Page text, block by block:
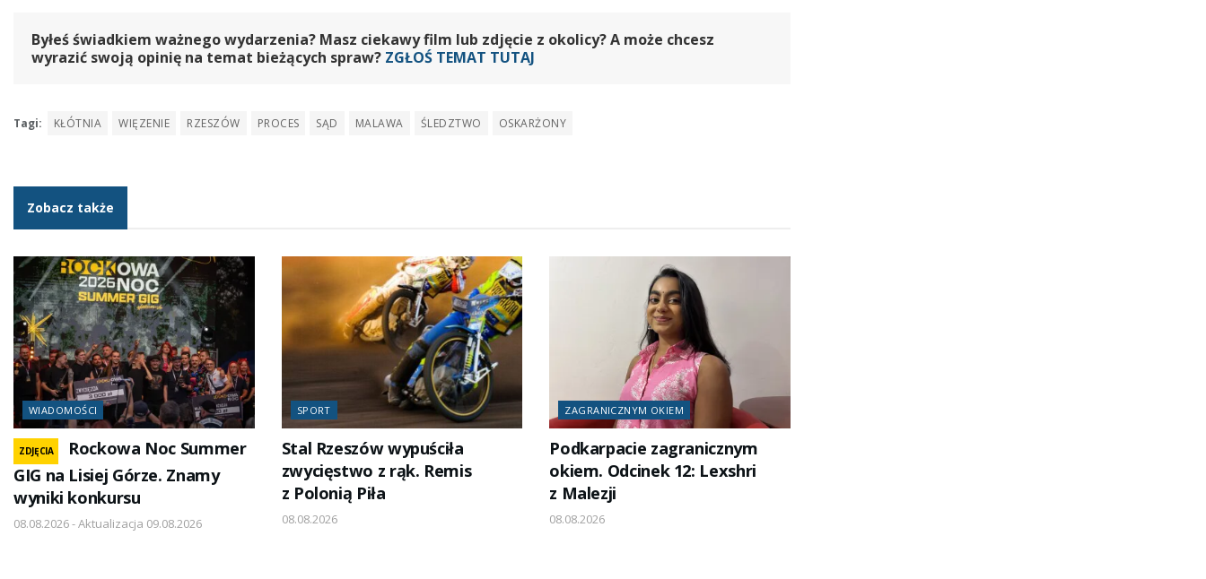
Byłeś świadkiem ważnego wydarzenia? Masz ciekawy film lub zdjęcie z okolicy? A może chcesz
wyrazić swoją opinię na temat bieżących spraw? ZGŁOŚ TEMAT TUTAJ
Tagi: KŁÓTNIA WIĘZENIE RZESZÓW PROCES SĄD MALAWA ŚLEDZTWO OSKARŻONY
Zobacz także
WIADOMOŚCI
ZDJĘCIA
Rockowa Noc Summer
GIG na Lisiej Górze. Znamy
wyniki konkursu
08.08.2026 - Aktualizacja 09.08.2026
SPORT
Stal Rzeszów wypuściła
zwycięstwo z rąk. Remis
z Polonią Piła
08.08.2026
ZAGRANICZNYM OKIEM
Podkarpacie zagranicznym
okiem. Odcinek 12: Lexshri
z Malezji
08.08.2026